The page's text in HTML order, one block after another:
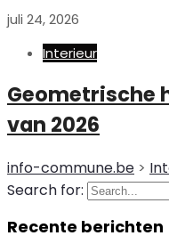
juli 24, 2026
Interieur
Geometrische
van 2026
info-commune.be >
Search for:
Recente berichten